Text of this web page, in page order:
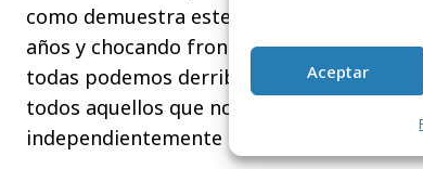
Aceptar
como demuestra este libro, se han visto
años y chocando frontalmente con un
todas podemos derribar. La historia debe
todos aquellos que nos permitieron ser
independientemente de su género o su